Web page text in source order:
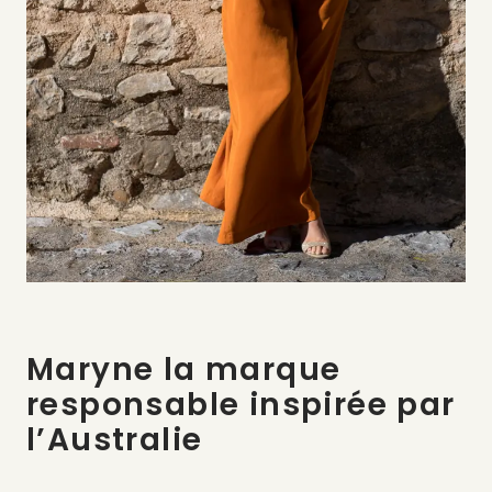
Maryne la marque
responsable inspirée par
l’Australie